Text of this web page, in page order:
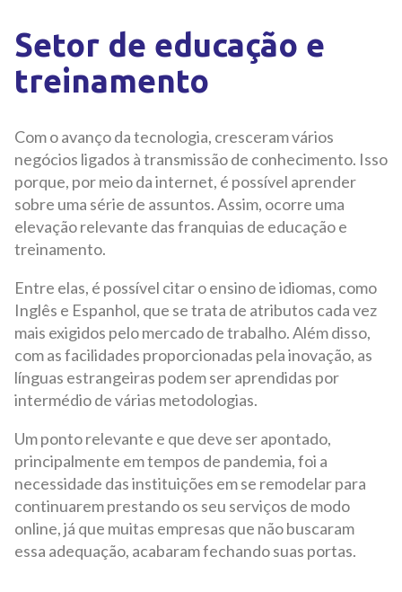
Setor de educação e
treinamento
Com o avanço da tecnologia, cresceram vários
negócios ligados à transmissão de conhecimento. Isso
porque, por meio da internet, é possível aprender
sobre uma série de assuntos. Assim, ocorre uma
elevação relevante das franquias de educação e
treinamento.
Entre elas, é possível citar o ensino de idiomas, como
Inglês e Espanhol, que se trata de atributos cada vez
mais exigidos pelo mercado de trabalho. Além disso,
com as facilidades proporcionadas pela inovação, as
línguas estrangeiras podem ser aprendidas por
intermédio de várias metodologias.
Um ponto relevante e que deve ser apontado,
principalmente em tempos de pandemia, foi a
necessidade das instituições em se remodelar para
continuarem prestando os seu serviços de modo
online, já que muitas empresas que não buscaram
essa adequação, acabaram fechando suas portas.